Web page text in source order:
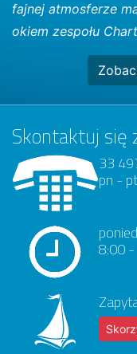
fajnej atmosferze
okiem zespołu
Skontaktuj się
33
pn -
8:00